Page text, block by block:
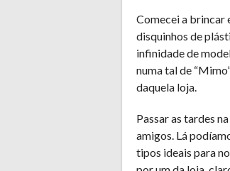
Comecei a brincar
disquinhos de
infinidade de
numa tal de
daquela loja.
Passar as tardes
amigos. Lá
tipos ideais para